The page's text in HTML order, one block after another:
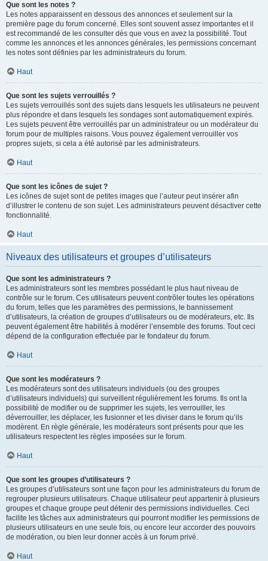
Que sont les notes ?
Les notes apparaissent en dessous des annonces et seulement sur la
première page du forum concerné. Elles sont souvent assez importantes et il
est recommandé de les consulter dès que vous en avez la possibilité. Tout
comme les annonces et les annonces générales, les permissions concernant
les notes sont définies par les administrateurs du forum.
Haut
Que sont les sujets verrouillés ?
Les sujets verrouillés sont des sujets dans lesquels les utilisateurs ne peuvent
plus répondre et dans lesquels les sondages sont automatiquement expirés.
Les sujets peuvent être verrouillés par un administrateur ou un modérateur du
forum pour de multiples raisons. Vous pouvez également verrouiller vos
propres sujets, si cela a été autorisé par les administrateurs.
Haut
Que sont les icônes de sujet ?
Les icônes de sujet sont de petites images que l’auteur peut insérer afin
d’illustrer le contenu de son sujet. Les administrateurs peuvent désactiver cette
fonctionnalité.
Haut
Niveaux des utilisateurs et groupes d’utilisateurs
Que sont les administrateurs ?
Les administrateurs sont les membres possédant le plus haut niveau de
contrôle sur le forum. Ces utilisateurs peuvent contrôler toutes les opérations
du forum, telles que les paramètres des permissions, le bannissement
d’utilisateurs, la création de groupes d’utilisateurs ou de modérateurs, etc. Ils
peuvent également être habilités à modérer l’ensemble des forums. Tout ceci
dépend de la configuration effectuée par le fondateur du forum.
Haut
Que sont les modérateurs ?
Les modérateurs sont des utilisateurs individuels (ou des groupes
d’utilisateurs individuels) qui surveillent régulièrement les forums. Ils ont la
possibilité de modifier ou de supprimer les sujets, les verrouiller, les
déverrouiller, les déplacer, les fusionner et les diviser dans le forum qu’ils
modèrent. En règle générale, les modérateurs sont présents pour que les
utilisateurs respectent les règles imposées sur le forum.
Haut
Que sont les groupes d’utilisateurs ?
Les groupes d’utilisateurs sont une façon pour les administrateurs du forum de
regrouper plusieurs utilisateurs. Chaque utilisateur peut appartenir à plusieurs
groupes et chaque groupe peut détenir des permissions individuelles. Ceci
facilite les tâches aux administrateurs qui pourront modifier les permissions de
plusieurs utilisateurs en une seule fois, ou encore leur accorder des pouvoirs
de modération, ou bien leur donner accès à un forum privé.
Haut